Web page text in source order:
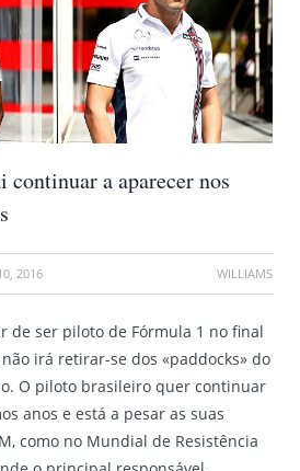
continuar a aparecer nos
2016 WILLIAMS
de ser piloto de Fórmula 1 no final
irá retirar-se dos «paddocks» do
O piloto brasileiro quer continuar
anos e está a pesar as suas
como no Mundial de Resistência